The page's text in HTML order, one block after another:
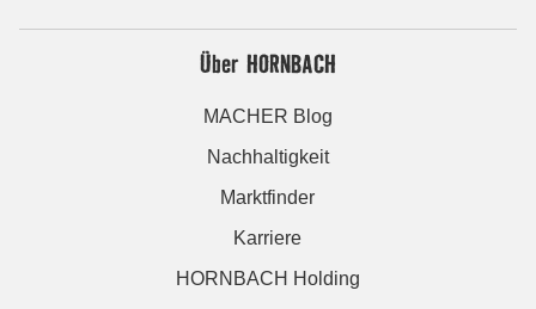
Über HORNBACH
MACHER Blog
Nachhaltigkeit
Marktfinder
Karriere
HORNBACH Holding